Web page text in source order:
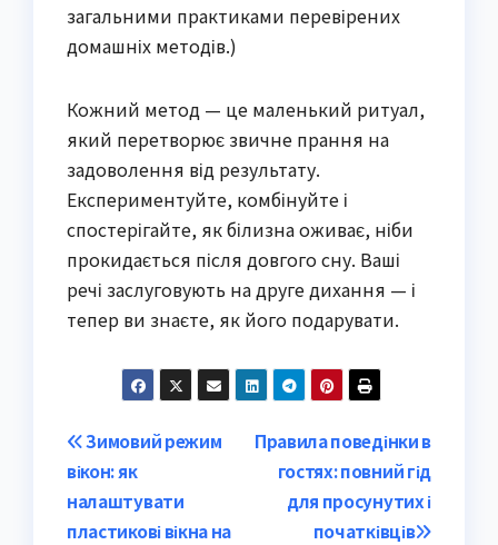
загальними практиками перевірених
домашніх методів.)
Кожний метод — це маленький ритуал,
який перетворює звичне прання на
задоволення від результату.
Експериментуйте, комбінуйте і
спостерігайте, як білизна оживає, ніби
прокидається після довгого сну. Ваші
речі заслуговують на друге дихання — і
тепер ви знаєте, як його подарувати.
Post
navigation
Правила поведінки в
гостях: повний гід
для просунутих і
початківців
Зимовий режим
вікон: як
налаштувати
пластикові вікна на